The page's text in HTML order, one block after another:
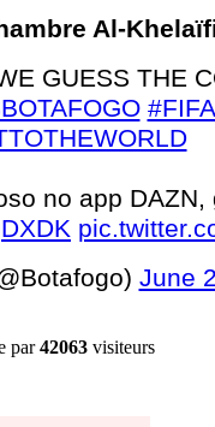
Al-
GUESS THE
no app
June
par42063 visiteurs